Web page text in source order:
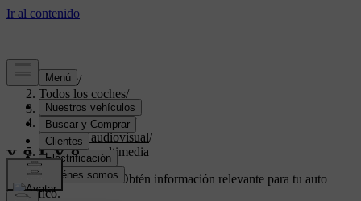
Soporte/
Todos los coches/
V70 2016 /
Manual de usuario
Sistema audiovisual/
Búsqueda multimedia
Soporte personalizado Obtén información relevante para tu auto
específico.